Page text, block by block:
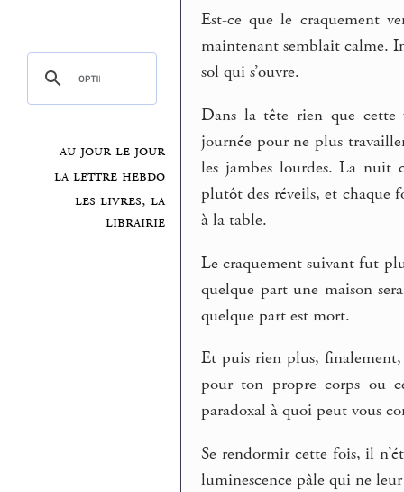
au jour le jour
la lettre hebdo
les livres, la
librairie
Est-ce que le craquement
maintenant semblait calme.
sol qui s’ouvre.
Dans la tête rien que cette
journée pour ne plus
les jambes lourdes. La nuit
plutôt des réveils, et chaque
à la table.
Le craquement suivant fut
quelque part une maison
quelque part est mort.
Et puis rien plus, finalement,
pour ton propre corps ou
paradoxal à quoi peut vous
Se rendormir cette fois, il
luminescence pâle qui ne